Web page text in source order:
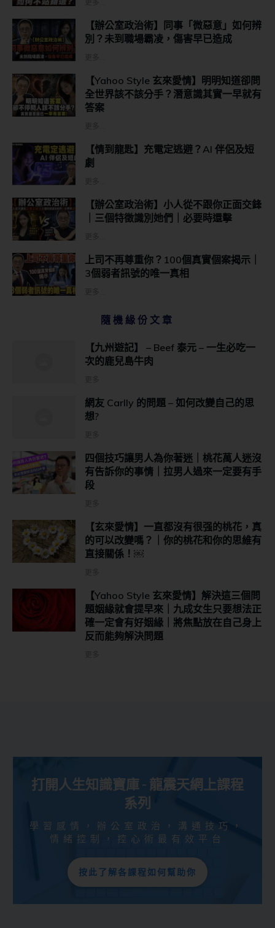
【辦公室政治術】同事「微惡意」如何辨
別？未到職場霸凌，傷害早已造成
【Yahoo Style 玄來愛情】明明知道卻問
全世界該不該分手？潛意識其實一早就有
答案
【情到龍匙】充電定逃避？AI 伴侶及短
劇
【辦公室政治術】小人從不跟你正面交鋒
｜三個特徵識別她們｜必要時還擊
上司不再尊重你？100個真實個案揭示｜
3個弱者訊號的唯一真相
隨機緣份文章
【九州遊記】 – Beef 泰元 – 一生必吃一
次的鹿兒島牛肉
網友 Carlly 的問題 – 如何改變自己的思
想?
四個技巧讓男人為你著迷｜桃花萬人迷沒
有告訴你的事情｜拉男人過來一定要有手
段
【玄來愛情】一直都沒有很强的桃花，真
的可以改變嗎？｜你的桃花和你的思維有
直接關係！￼
【Yahoo Style 玄來愛情】解決這三個問
題姻緣就會提早來｜九成女生只要想法正
確一定會有好姻緣｜將焦點放在自己身上
反而能夠解決問題
打開人生知識寶庫 - 龍震天網上課程
系列
學習感情，辦公室政治，溝通技巧，
情緒控制，控心術最有效平台
按此了解各課程如何幫助你